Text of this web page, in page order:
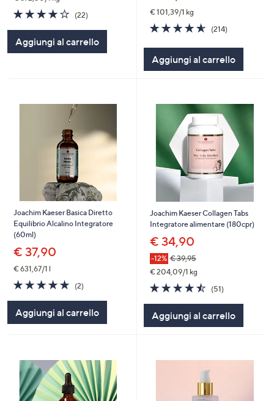
3.8
of
5
Stars
(22)
Aggiungi al carrello
€ 101,39/1 kg
4.6
of
5
Stars
(214)
Aggiungi al carrello
Joachim Kaeser Basica Diretto
Equilibrio Alcalino Integratore
(60ml)
€ 37,90
€ 631,67/1 l
5.0
of
5
Stars
(2)
Aggiungi al carrello
Joachim Kaeser Collagen Tabs
Integratore alimentare (180cpr)
€ 34,90
-12% € 39,95
€ 204,09/1 kg
4.5
of
5
Stars
(51)
Aggiungi al carrello